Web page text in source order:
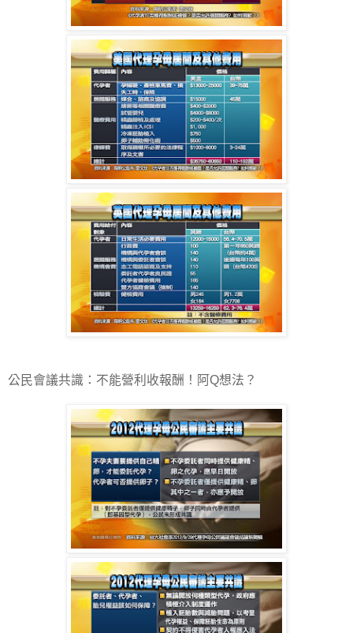
公民會議共識：不能營利收報酬！阿Q想法？